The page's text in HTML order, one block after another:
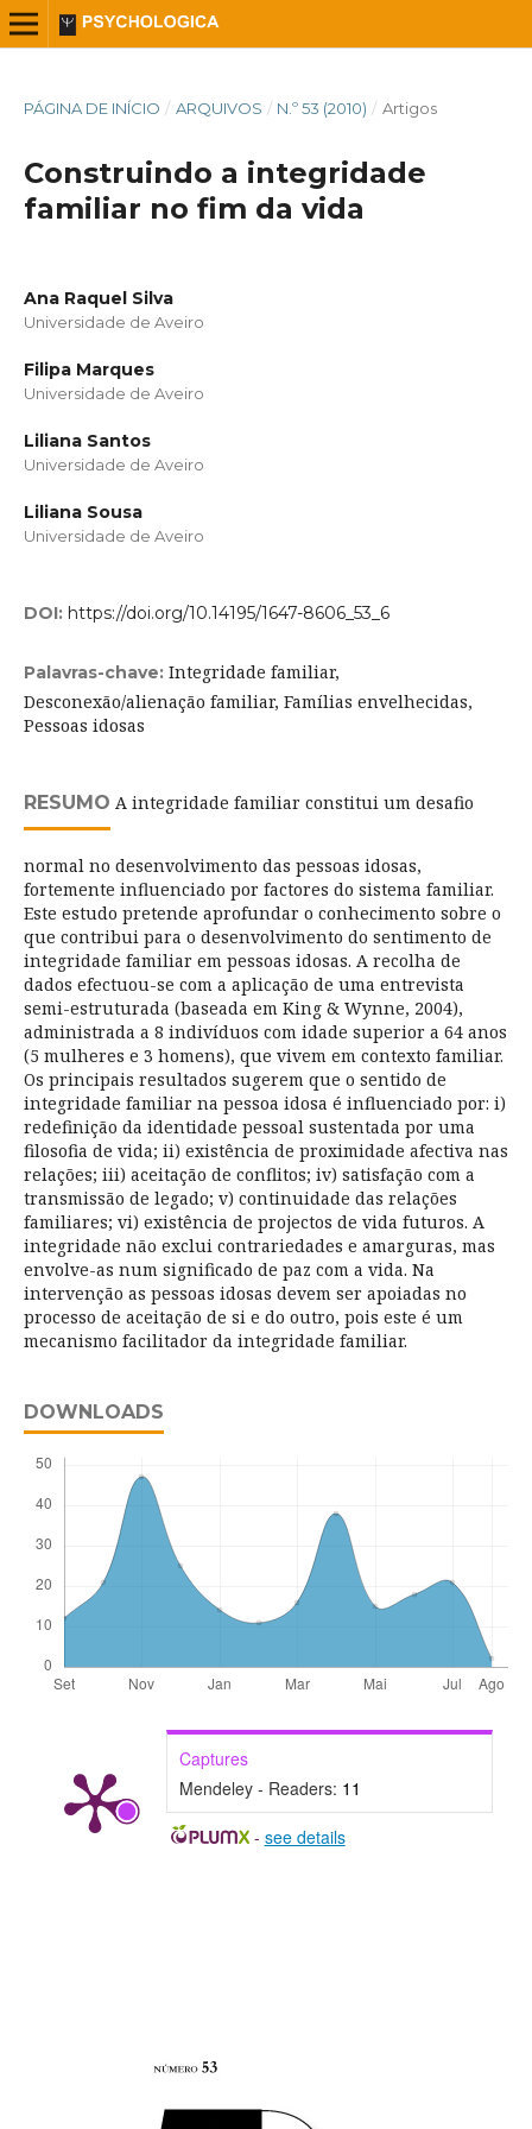
PÁGINA DE INÍCIO / ARQUIVOS / N.º 53 (2010) / Artigos
Construindo a integridade
familiar no fim da vida
Ana Raquel Silva
Universidade de Aveiro
Filipa Marques
Universidade de Aveiro
Liliana Santos
Universidade de Aveiro
Liliana Sousa
Universidade de Aveiro
DOI: https://doi.org/10.14195/1647-8606_53_6
Palavras-chave: Integridade familiar,
Desconexão/alienação familiar, Famílias envelhecidas,
Pessoas idosas
RESUMO A integridade familiar constitui um desafio
normal no desenvolvimento das pessoas idosas,
fortemente influenciado por factores do sistema familiar.
Este estudo pretende aprofundar o conhecimento sobre o
que contribui para o desenvolvimento do sentimento de
integridade familiar em pessoas idosas. A recolha de
dados efectuou-se com a aplicação de uma entrevista
semi-estruturada (baseada em King & Wynne, 2004),
administrada a 8 indivíduos com idade superior a 64 anos
(5 mulheres e 3 homens), que vivem em contexto familiar.
Os principais resultados sugerem que o sentido de
integridade familiar na pessoa idosa é influenciado por: i)
redefinição da identidade pessoal sustentada por uma
filosofia de vida; ii) existência de proximidade afectiva nas
relações; iii) aceitação de conflitos; iv) satisfação com a
transmissão de legado; v) continuidade das relações
familiares; vi) existência de projectos de vida futuros. A
integridade não exclui contrariedades e amarguras, mas
envolve-as num significado de paz com a vida. Na
intervenção as pessoas idosas devem ser apoiadas no
processo de aceitação de si e do outro, pois este é um
mecanismo facilitador da integridade familiar.
DOWNLOADS
Captures
Mendeley - Readers: 11
- see details